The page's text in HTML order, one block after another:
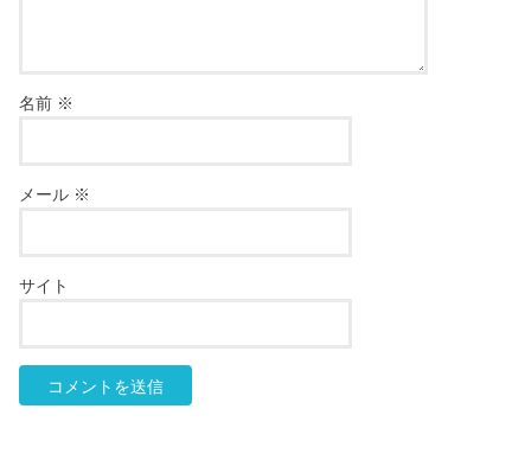
名前 ※
メール ※
サイト